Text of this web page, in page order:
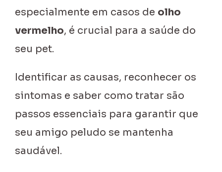
especialmente em casos de olho
vermelho, é crucial para a saúde do
seu pet.
Identificar as causas, reconhecer os
sintomas e saber como tratar são
passos essenciais para garantir que
seu amigo peludo se mantenha
saudável.